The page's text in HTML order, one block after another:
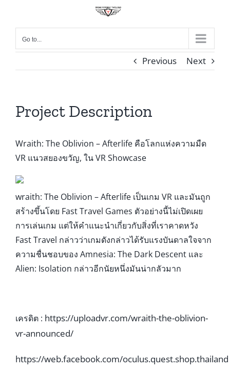
contentGo to...
Previous Next
Project Description
Wraith: The Oblivion – Afterlife คือโลกแห่งความมืด
VR แนวสยองขวัญ, ใน VR Showcase
wraith: The Oblivion – Afterlife เป็นเกม VR และมันถูก
สร้างขึ้นโดย Fast Travel Games ตัวอย่างนี้ไม่เปิดเผย
การเล่นเกม แต่ให้คำแนะนำเกี่ยวกับสิ่งที่เราคาดหวัง
Fast Travel กล่าวว่าเกมดังกล่าวได้รับแรงบันดาลใจจาก
ความชื่นชอบของ Amnesia: The Dark Descent และ
Alien: Isolation กล่าวอีกนัยหนึ่งมันน่ากลัวมาก
เครดิต : https://uploadvr.com/wraith-the-oblivion-
vr-announced/
https://web.facebook.com/oculus.quest.shop.thailand